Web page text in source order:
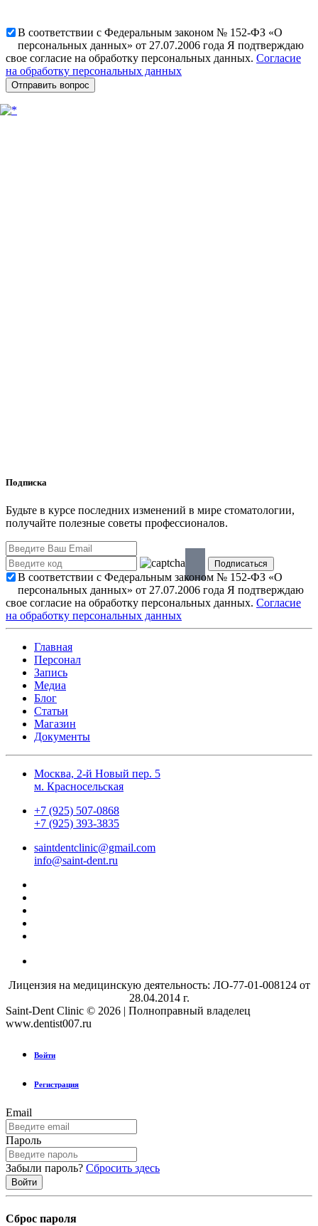
В соответствии с Федеральным законом № 152-ФЗ «О
персональных данных» от 27.07.2006 года Я подтверждаю
свое согласие на обработку персональных данных. Согласие
на обработку персональных данных
Подписка
Будьте в курсе последних изменений в мире стоматологии,
получайте полезные советы профессионалов.
В соответствии с Федеральным законом № 152-ФЗ «О
персональных данных» от 27.07.2006 года Я подтверждаю
свое согласие на обработку персональных данных. Согласие
на обработку персональных данных
Главная
Персонал
Запись
Медиа
Блог
Статьи
Магазин
Документы
Москва, 2-й Новый пер. 5
м. Красносельская
+7 (925) 507-0868
+7 (925) 393-3835
saintdentclinic@gmail.com
info@saint-dent.ru
Лицензия на медицинскую деятельность: ЛО-77-01-008124 от
28.04.2014 г.
Saint-Dent Clinic © 2026 | Полноправный владелец
www.dentist007.ru
Войти
Регистрация
Email
Пароль
Забыли пароль? Сбросить здесь
Сброс пароля